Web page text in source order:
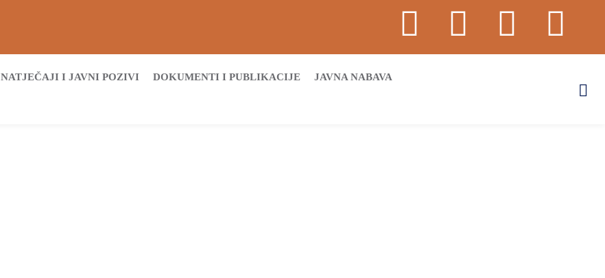
NATJEČAJI I JAVNI POZIVI DOKUMENTI I PUBLIKACIJE JAVNA NABAVA